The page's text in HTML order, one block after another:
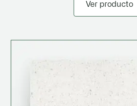
Ver producto